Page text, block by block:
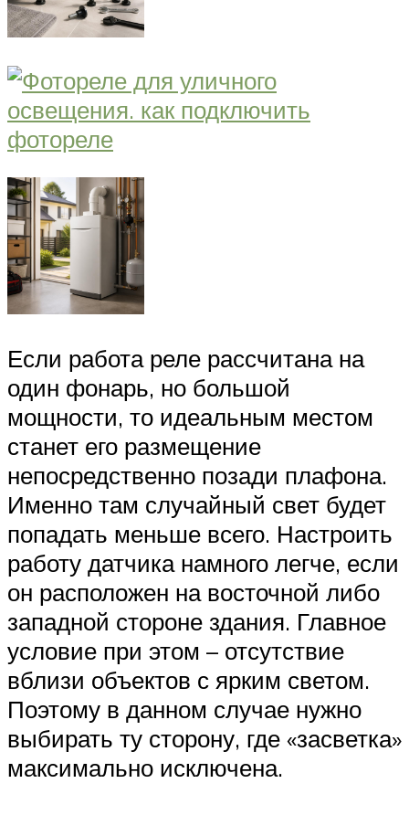
Если работа реле рассчитана на
один фонарь, но большой
мощности, то идеальным местом
станет его размещение
непосредственно позади плафона.
Именно там случайный свет будет
попадать меньше всего. Настроить
работу датчика намного легче, если
он расположен на восточной либо
западной стороне здания. Главное
условие при этом – отсутствие
вблизи объектов с ярким светом.
Поэтому в данном случае нужно
выбирать ту сторону, где «засветка»
максимально исключена.